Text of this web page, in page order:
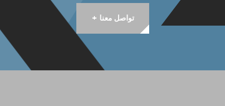
تواصل معنا +